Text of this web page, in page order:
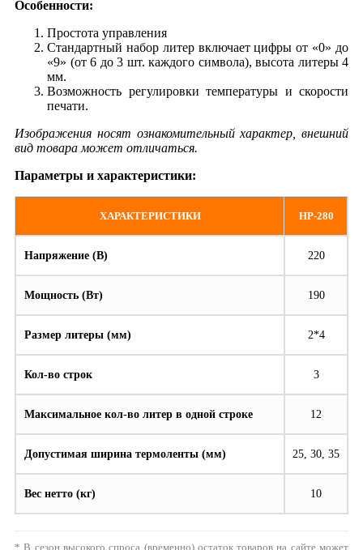
Особенности:
Простота управления
Стандартный набор литер включает цифры от «0» до
«9» (от 6 до 3 шт. каждого символа), высота литеры 4
мм.
Возможность регулировки температуры и скорости
печати.
Изображения носят ознакомительный характер, внешний
вид товара может отличаться.
Параметры и характеристики:
ХАРАКТЕРИСТИКИ HP-280
Напряжение (В) 220
Мощность (Вт) 190
Размер литеры (мм) 2*4
Кол-во строк 3
Максимальное кол-во литер в одной строке 12
Допустимая ширина термоленты (мм) 25, 30, 35
Вес нетто (кг) 10
* В сезон высокого спроса (временно) остаток товаров на сайте может